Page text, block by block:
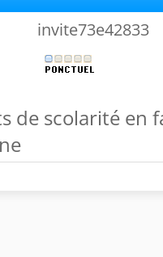
invite73e42833
de scolarité en